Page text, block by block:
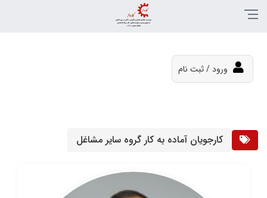
ورود / ثبت نام
کارجویان آماده به کار گروه سایر مشاغل